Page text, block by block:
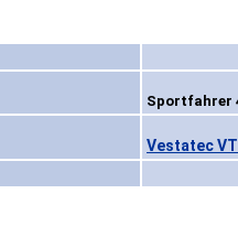
Sportfahrer
Vestatec